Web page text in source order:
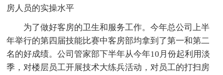
房人员的实操水平
为了做好客房的卫生和服务工作。今年总公司上半
年举行的第四届技能比赛中客房部均拿到了第一和第二
名的好成绩。公司管家部下半年从今年10月份起利用淡
季，对楼层员工开展技术大练兵活动，对员工的打扫房